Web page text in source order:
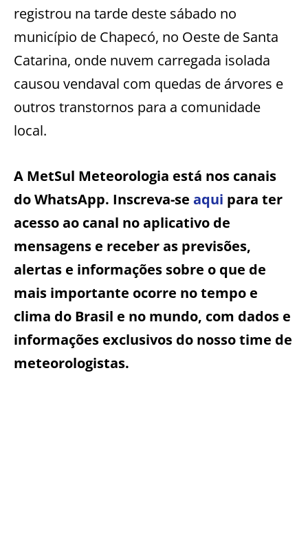
registrou na tarde deste sábado no
município de Chapecó, no Oeste de Santa
Catarina, onde nuvem carregada isolada
causou vendaval com quedas de árvores e
outros transtornos para a comunidade
local.
A MetSul Meteorologia está nos canais
do WhatsApp. Inscreva-se aqui para ter
acesso ao canal no aplicativo de
mensagens e receber as previsões,
alertas e informações sobre o que de
mais importante ocorre no tempo e
clima do Brasil e no mundo, com dados e
informações exclusivos do nosso time de
meteorologistas.